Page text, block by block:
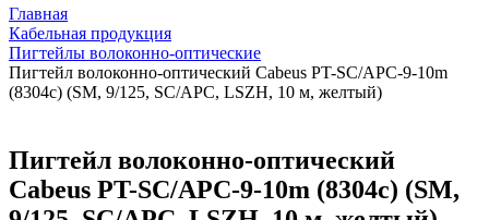
Главная
Кабельная продукция
Пигтейлы волоконно-оптические
Пигтейл волоконно-оптический Cabeus PT-SC/APC-9-10m
(8304c) (SM, 9/125, SC/APC, LSZH, 10 м, желтый)
Пигтейл волоконно-оптический
Cabeus PT-SC/APC-9-10m (8304c) (SM,